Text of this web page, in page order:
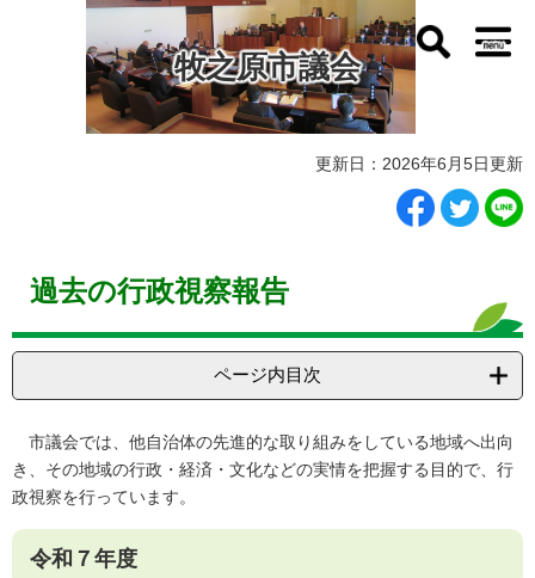
牧之原市議会
更新日：2026年6月5日更新
過去の行政視察報告
ページ内目次
市議会では、他自治体の先進的な取り組みをしている地域へ出向
き、その地域の行政・経済・文化などの実情を把握する目的で、行
政視察を行っています。
令和７年度